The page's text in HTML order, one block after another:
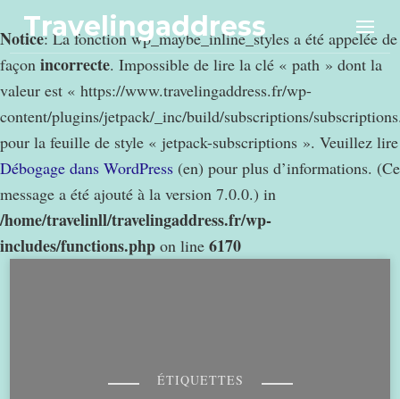
Notice: La fonction wp_maybe_inline_styles a été appelée de
façon incorrecte. Impossible de lire la clé « path » dont la
valeur est « https://www.travelingaddress.fr/wp-
content/plugins/jetpack/_inc/build/subscriptions/
pour la feuille de style « jetpack-subscriptions ». Veuillez lire
Débogage dans WordPress (en) pour plus d’informations. (Ce
message a été ajouté à la version 7.0.0.) in
/home/travelinll/travelingaddress.fr/wp-
includes/functions.php on line 6170
Travelingaddress
ÉTIQUETTES